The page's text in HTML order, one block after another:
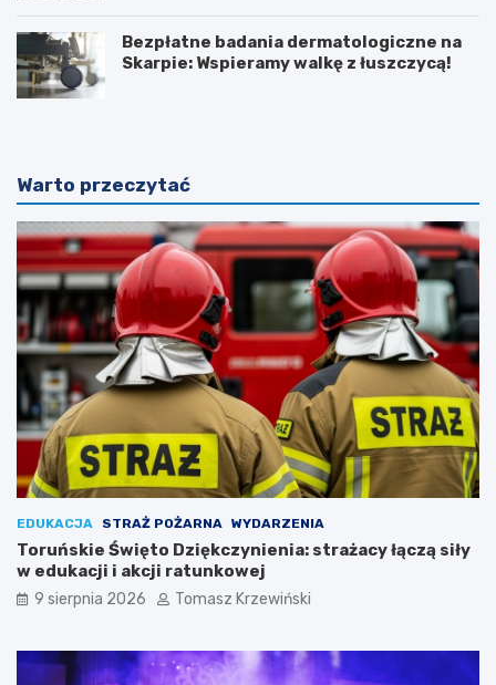
Bezpłatne badania dermatologiczne na
Skarpie: Wspieramy walkę z łuszczycą!
Warto przeczytać
EDUKACJA STRAŻ POŻARNA WYDARZENIA
Toruńskie Święto Dziękczynienia: strażacy łączą siły
w edukacji i akcji ratunkowej
9 sierpnia 2026 Tomasz Krzewiński